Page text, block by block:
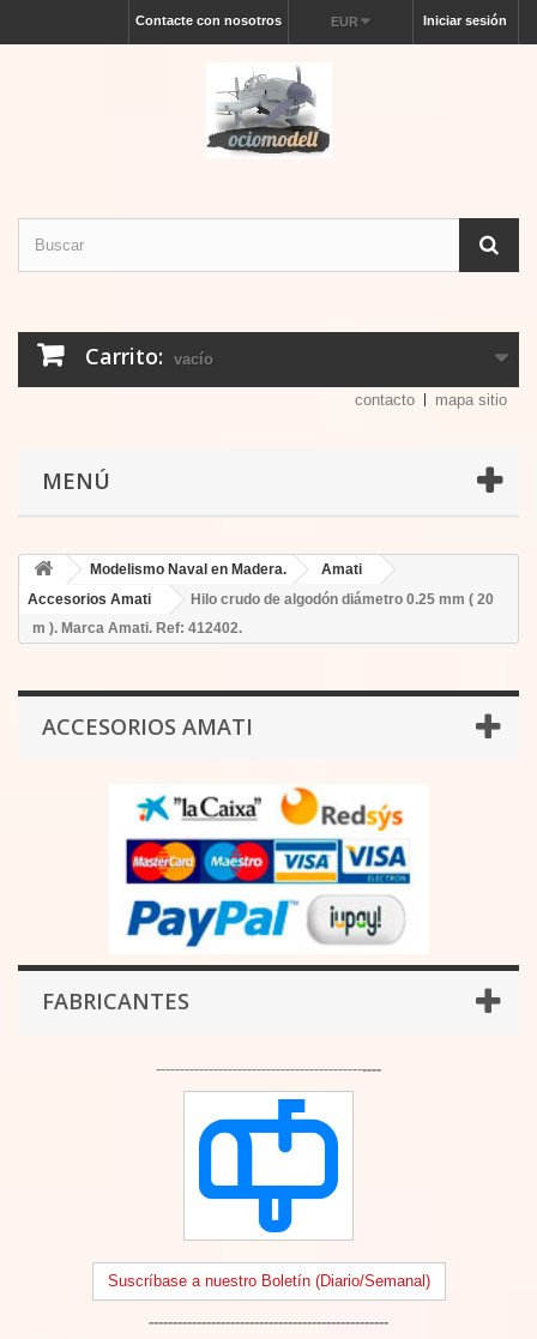
Iniciar sesión
EUR
Contacte con nosotros
Carrito: vacío
contacto mapa sitio
MENÚ
Modelismo Naval en Madera.
Amati
Accesorios Amati
Hilo crudo de algodón diámetro 0.25 mm ( 20
m ). Marca Amati. Ref: 412402.
ACCESORIOS AMATI
FABRICANTES
-----------------------------------------------
Suscríbase a nuestro Boletín (Diario/Semanal)
--------------------------------------------------